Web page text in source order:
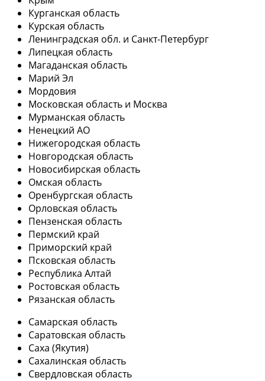
Курганская область
Курская область
Ленинградская обл. и Санкт-Петербург
Липецкая область
Магаданская область
Марий Эл
Мордовия
Московская область и Москва
Мурманская область
Ненецкий АО
Нижегородская область
Новгородская область
Новосибирская область
Омская область
Оренбургская область
Орловская область
Пензенская область
Пермский край
Приморский край
Псковская область
Республика Алтай
Ростовская область
Рязанская область
Самарская область
Саратовская область
Саха (Якутия)
Сахалинская область
Свердловская область